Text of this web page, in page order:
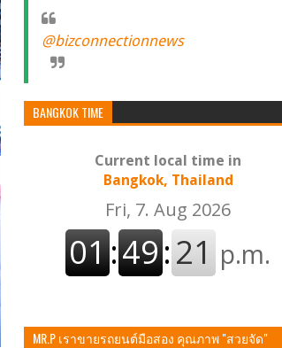
@bizconnectionnews
BANGKOK TIME
Current local time in
Bangkok, Thailand
MR.P เราขายรถยนต์มือสอง คุณภาพ "สวยจัด"